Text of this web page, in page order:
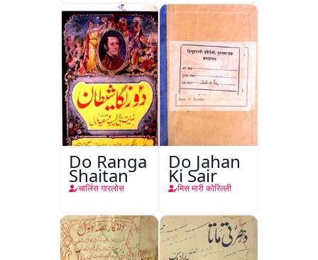
Do Ranga
Shaitan
चार्लिस गारलोस
Do Jahan
Ki Sair
मिस मारी कोरिल्ली